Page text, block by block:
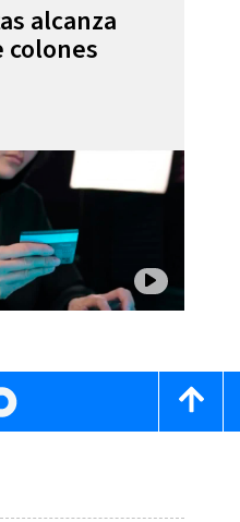
alcanza
colones